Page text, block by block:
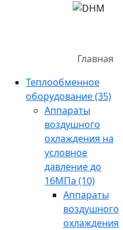
Главная
Теплообменное
оборудование(35)
Аппараты
воздушного
охлаждения на
условное
давление до
16МПа (10)
Аппараты
воздушного
охлаждения